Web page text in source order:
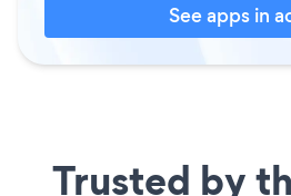
See apps in
Trusted by